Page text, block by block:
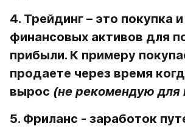
4. Трейдинг – это покупка
финансовых активов для
прибыли. К примеру
продаете через время
вырос (не рекомендую для
5. Фриланс - заработок